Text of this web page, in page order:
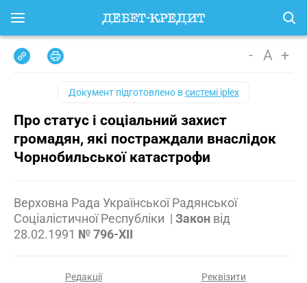
- A +
Документ підготовлено всистемі iplex
Про статус і соціальний захист
громадян, які постраждали внаслідок
Чорнобильської катастрофи
Верховна Рада Української Радянської
Соціалістичної Республіки | Закон від
28.02.1991 № 796-XII
Редакції Реквізити